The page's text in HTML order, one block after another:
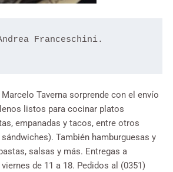
Franceschini.
Taverna sorprende con el envío
listos para cocinar platos
empanadas y tacos, entre otros
También hamburguesas y
salsas y más. Entregas a
de 11 a 18. Pedidos al (0351)